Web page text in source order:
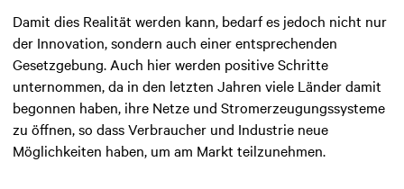
Damit dies Realität werden kann, bedarf es jedoch nicht nur
der Innovation, sondern auch einer entsprechenden
Gesetzgebung. Auch hier werden positive Schritte
unternommen, da in den letzten Jahren viele Länder damit
begonnen haben, ihre Netze und Stromerzeugungssysteme
zu öffnen, so dass Verbraucher und Industrie neue
Möglichkeiten haben, um am Markt teilzunehmen.